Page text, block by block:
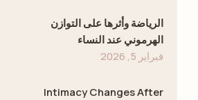
الرياضة وأثرها على التوازن
الهرموني عند النساء
فبراير 5, 2026
Intimacy Changes After